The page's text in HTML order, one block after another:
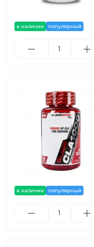
в наличии популярный
в наличии популярный